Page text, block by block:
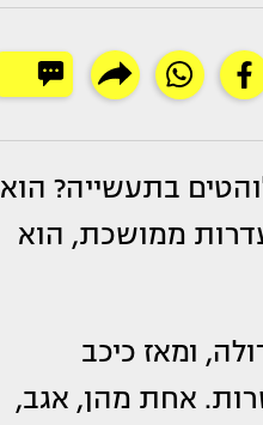
בתעשייה? הוא
ממושכת, הוא
ומאז כיכב
אחת מהן, אגב,